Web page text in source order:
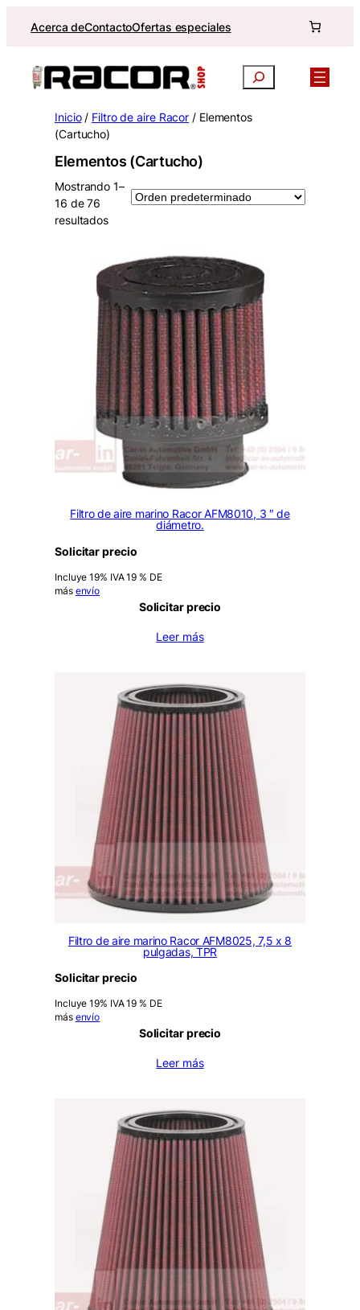
Acerca deContactoOfertas especiales
Buscar
Inicio/ Filtro de aire Racor / Elementos
(Cartucho)
Elementos (Cartucho)
Mostrando 1–
16 de 76
resultados
Filtro de aire marino Racor AFM8010, 3 ″ de
diámetro.
Solicitar precio
Incluye 19% IVA 19 % DE
más envío
Solicitar precio
Leer más
Filtro de aire marino Racor AFM8025, 7,5 x 8
pulgadas, TPR
Solicitar precio
Incluye 19% IVA 19 % DE
más envío
Solicitar precio
Leer más